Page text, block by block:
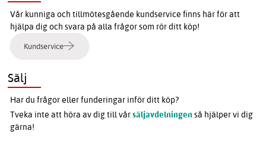
Vår kunniga och tillmötesgående kundservice finns här för att
hjälpa dig och svara på alla frågor som rör ditt köp!
Kundservice
Sälj
Har du frågor eller funderingar inför ditt köp?
Tveka inte att höra av dig till vårsäljavdelningen så hjälper vi dig
gärna!